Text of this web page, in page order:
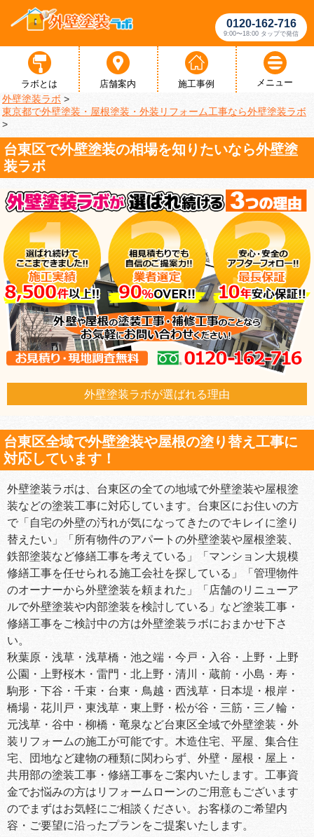
0120-162-716
9:00〜18:00 タップで発信
ラボとは 店舗案内 施工事例 メニュー
外壁塗装ラボ >
東京都で外壁塗装・屋根塗装・外装リフォーム工事なら外壁塗装ラボ
>
台東区で外壁塗装の相場を知りたいなら外壁塗
装ラボ
外壁塗装ラボが選ばれる理由
台東区全域で外壁塗装や屋根の塗り替え工事に
対応しています！
外壁塗装ラボは、台東区の全ての地域で外壁塗装や屋根塗
装などの塗装工事に対応しています。台東区にお住いの方
で「自宅の外壁の汚れが気になってきたのでキレイに塗り
替えたい」「所有物件のアパートの外壁塗装や屋根塗装、
鉄部塗装など修繕工事を考えている」「マンション大規模
修繕工事を任せられる施工会社を探している」「管理物件
のオーナーから外壁塗装を頼まれた」「店舗のリニューア
ルで外壁塗装や内部塗装を検討している」など塗装工事・
修繕工事をご検討中の方は外壁塗装ラボにおまかせ下さ
い。
秋葉原・浅草・浅草橋・池之端・今戸・入谷・上野・上野
公園・上野桜木・雷門・北上野・清川・蔵前・小島・寿・
駒形・下谷・千束・台東・鳥越・西浅草・日本堤・根岸・
橋場・花川戸・東浅草・東上野・松が谷・三筋・三ノ輪・
元浅草・谷中・柳橋・竜泉など台東区全域で外壁塗装・外
装リフォームの施工が可能です。木造住宅、平屋、集合住
宅、団地など建物の種類に関わらず、外壁・屋根・屋上・
共用部の塗装工事・修繕工事をご案内いたします。工事資
金でお悩みの方はリフォームローンのご用意もございます
のでまずはお気軽にご相談ください。お客様のご希望内
容・ご要望に沿ったプランをご提案いたします。